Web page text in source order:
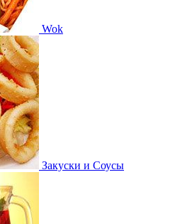
Wok
Закуски и Соусы